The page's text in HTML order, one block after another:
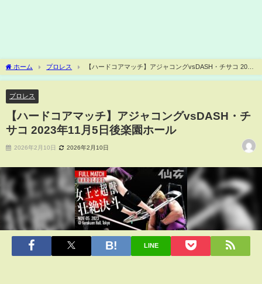
ホーム プロレス
【ハードコアマッチ】アジャコングvsDASH・チサコ 2023
年11月5日後楽園ホール
プロレス
【ハードコアマッチ】アジャコングvsDASH・チ
サコ 2023年11月5日後楽園ホール
2026年2月10日 2026年2月10日
LINE